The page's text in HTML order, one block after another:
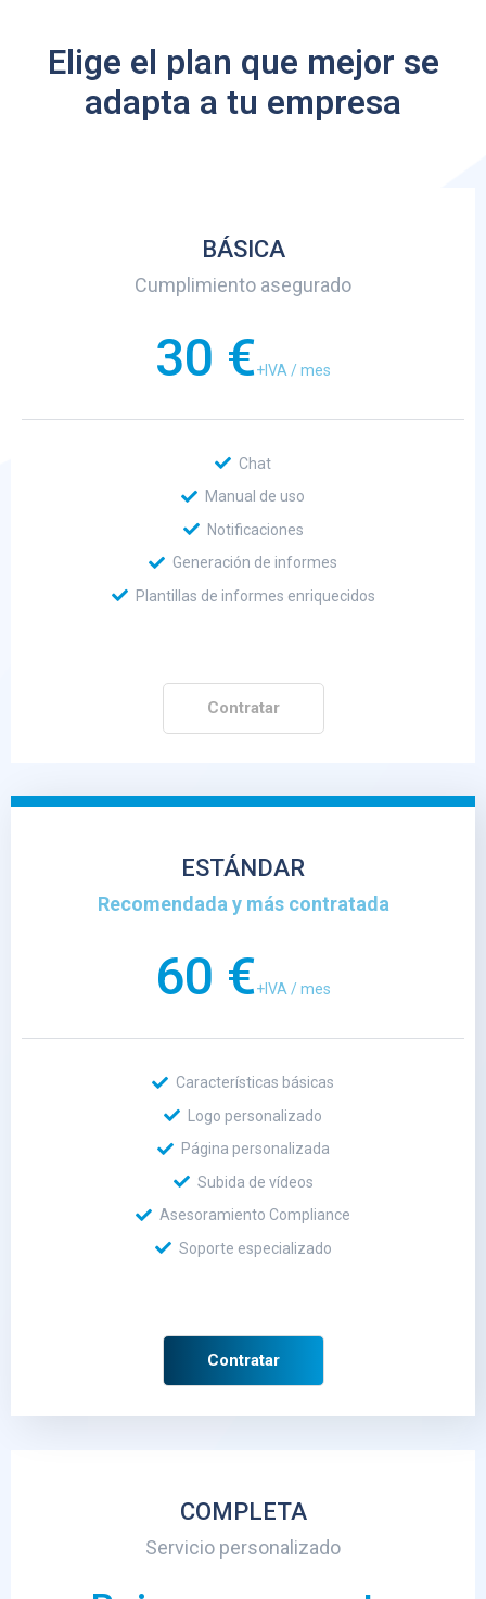
Elige el plan que mejor se
adapta a tu empresa
BÁSICA
Cumplimiento asegurado
30 €+IVA / mes
Chat
Manual de uso
Notificaciones
Generación de informes
Plantillas de informes enriquecidos
Contratar
ESTÁNDAR
Recomendada y más contratada
60 €+IVA / mes
Características básicas
Logo personalizado
Página personalizada
Subida de vídeos
Asesoramiento Compliance
Soporte especializado
Contratar
COMPLETA
Servicio personalizado